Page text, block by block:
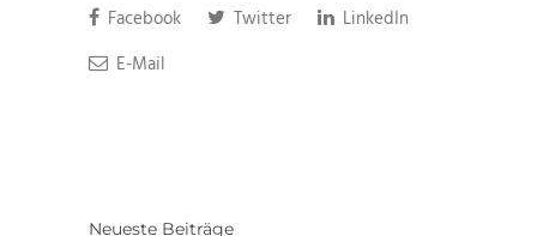
Facebook Twitter
LinkedIn
E-Mail
Neueste Beiträge